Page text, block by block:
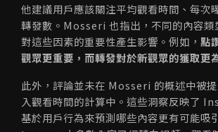
他建議用戶應該關注平均觀看時間、每次
轉發數。Mosseri 也指出，不同的內容類
對這些因素的重要性產生影響。例如， 點
觀眾更重要，而轉發對於新觀眾的獲取更
此外，評論並未在 Mosseri 的概述中被
入觀看時間的計算中。這些洞察反映了
基於用戶行為來預測哪些內容更有可能吸